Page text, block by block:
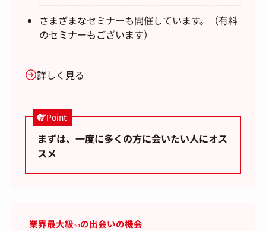
さまざまなセミナーも開催しています。（有料
のセミナーもございます）
詳しく見る
Point
まずは、一度に多くの方に会いたい人にオス
スメ
業界最大級 ※1の出会いの機会